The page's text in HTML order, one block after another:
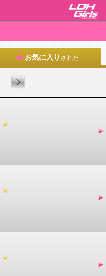
お気に入り された